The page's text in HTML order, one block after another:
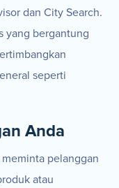
dan City Search.
yang bergantung
seperti
Anda
pelanggan
atau